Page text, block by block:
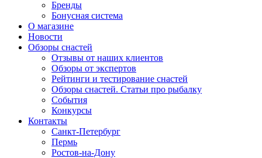
Бренды
Бонусная система
О магазине
Новости
Обзоры снастей
Отзывы от наших клиентов
Обзоры от экспертов
Рейтинги и тестирование снастей
Обзоры снастей. Статьи про рыбалку
События
Конкурсы
Контакты
Санкт-Петербург
Пермь
Ростов-на-Дону